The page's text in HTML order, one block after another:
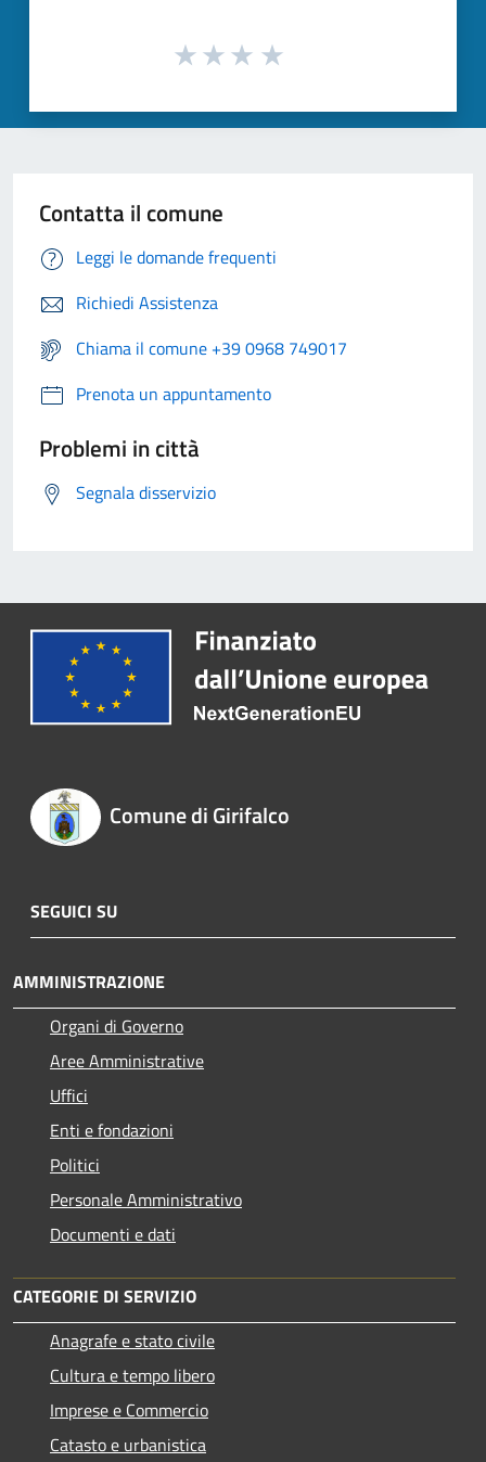
Contatta il comune
Leggi le domande frequenti
Richiedi Assistenza
Chiama il comune +39 0968 749017
Prenota un appuntamento
Problemi in città
Segnala disservizio
Comune di Girifalco
SEGUICI SU
AMMINISTRAZIONE
Organi di Governo
Aree Amministrative
Uffici
Enti e fondazioni
Politici
Personale Amministrativo
Documenti e dati
CATEGORIE DI SERVIZIO
Anagrafe e stato civile
Cultura e tempo libero
Imprese e Commercio
Catasto e urbanistica